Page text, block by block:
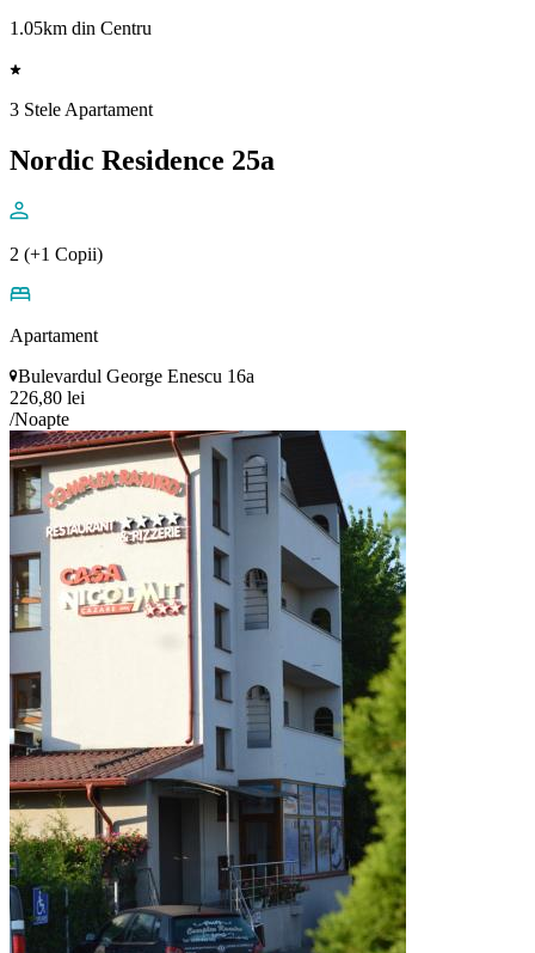
1.05km din Centru
3 Stele Apartament
Nordic Residence 25a
2 (+1 Copii)
Apartament
Bulevardul George Enescu 16a
226,80 lei
/Noapte